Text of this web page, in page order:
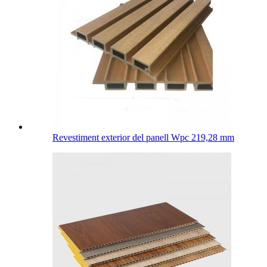
Revestiment exterior del panell Wpc 219,28 mm